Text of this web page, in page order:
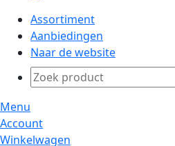
Assortiment
Aanbiedingen
Naar de website
Menu
Account
Winkelwagen